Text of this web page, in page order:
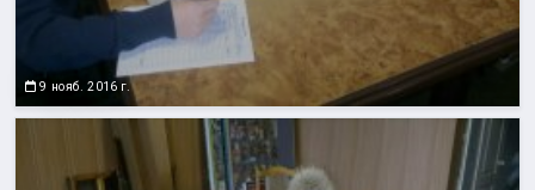
9 нояб. 2016 г.